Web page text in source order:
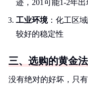
迹，201可能1-2年
工业环境：化工区
较好的稳定性
三、选购的黄金
没有绝对的好坏，只有